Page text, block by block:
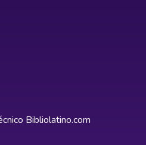
Bibliolatino.com